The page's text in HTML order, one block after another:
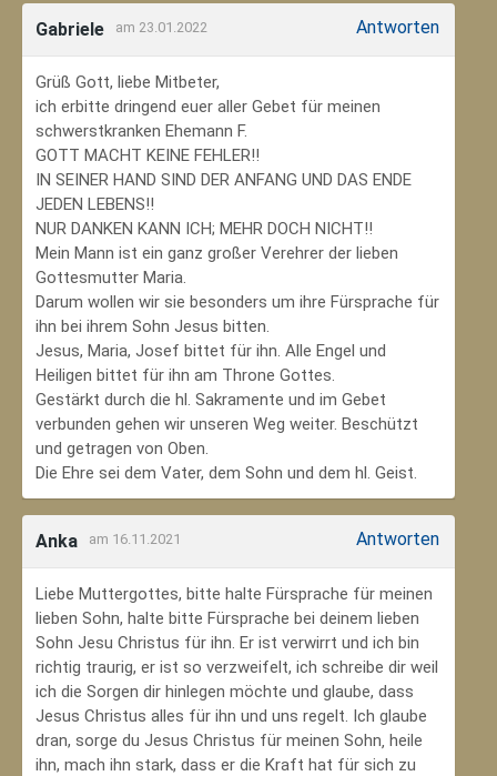
Gabriele am 23.01.2022 Antworten
Grüß Gott, liebe Mitbeter,
ich erbitte dringend euer aller Gebet für meinen
schwerstkranken Ehemann F.
GOTT MACHT KEINE FEHLER!!
IN SEINER HAND SIND DER ANFANG UND DAS ENDE
JEDEN LEBENS!!
NUR DANKEN KANN ICH; MEHR DOCH NICHT!!
Mein Mann ist ein ganz großer Verehrer der lieben
Gottesmutter Maria.
Darum wollen wir sie besonders um ihre Fürsprache für
ihn bei ihrem Sohn Jesus bitten.
Jesus, Maria, Josef bittet für ihn. Alle Engel und
Heiligen bittet für ihn am Throne Gottes.
Gestärkt durch die hl. Sakramente und im Gebet
verbunden gehen wir unseren Weg weiter. Beschützt
und getragen von Oben.
Die Ehre sei dem Vater, dem Sohn und dem hl. Geist.
Anka am 16.11.2021 Antworten
Liebe Muttergottes, bitte halte Fürsprache für meinen
lieben Sohn, halte bitte Fürsprache bei deinem lieben
Sohn Jesu Christus für ihn. Er ist verwirrt und ich bin
richtig traurig, er ist so verzweifelt, ich schreibe dir weil
ich die Sorgen dir hinlegen möchte und glaube, dass
Jesus Christus alles für ihn und uns regelt. Ich glaube
dran, sorge du Jesus Christus für meinen Sohn‚ heile
ihn, mach ihn stark, dass er die Kraft hat für sich zu